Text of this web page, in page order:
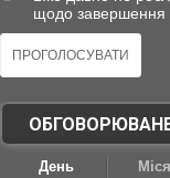
щодо завершення
День